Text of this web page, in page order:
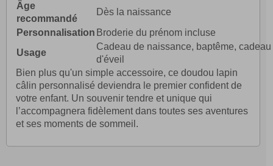
Âge
recommandé
Dès la naissance
Personnalisation Broderie du prénom incluse
Usage
Cadeau de naissance, baptême, cadeau
d'éveil
Bien plus qu'un simple accessoire, ce doudou lapin
câlin personnalisé deviendra le premier confident de
votre enfant. Un souvenir tendre et unique qui
l’accompagnera fidèlement dans toutes ses aventures
et ses moments de sommeil.